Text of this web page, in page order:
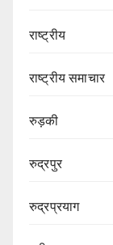
राष्ट्रीय
राष्ट्रीय समाचार
रुड़की
रुद्रपुर
रुद्रप्रयाग